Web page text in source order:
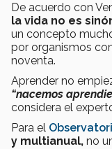
De acuerdo con
la vida no es
un concepto
por organismos
noventa.
Aprender no
“nacemos
considera el
Para el
y multianual, no